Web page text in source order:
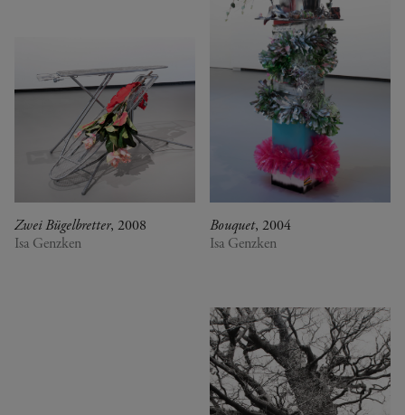
Zwei Bügelbretter, 2008
Isa Genzken
Bouquet, 2004
Isa Genzken